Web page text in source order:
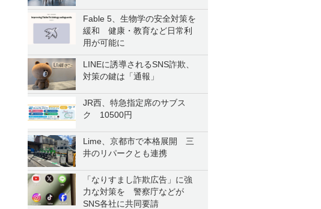
Fable 5、生物学の安全対策を
緩和 健康・教育など日常利
用が可能に
LINEに誘導されるSNS詐欺、
対策の鍵は「通報」
JR西、特急指定席のサブス
ク 10500円
Lime、京都市で本格展開 三
井のリパークとも連携
「なりすまし詐欺広告」に強
力な対策を 警察庁などが
SNS各社に共同要請